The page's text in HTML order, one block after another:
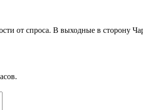
от спроса. В выходные в сторону